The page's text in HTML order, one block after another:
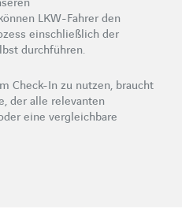
können LKW-Fahrer den
einschließlich der
durchführen.
Check-In zu nutzen, braucht
der alle relevanten
eine vergleichbare